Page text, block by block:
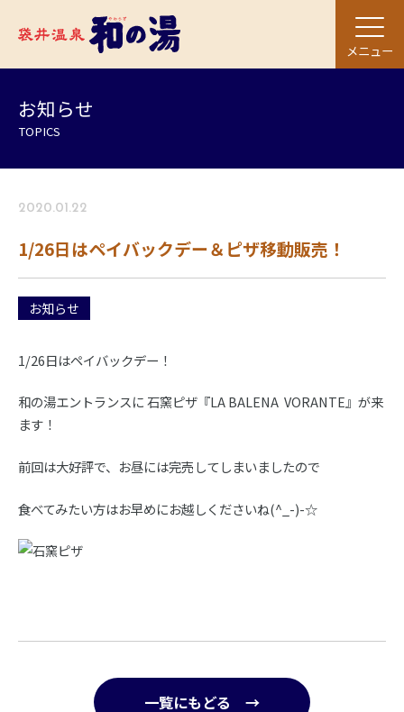
メニュー
お知らせ
TOPICS
2020.01.22
1/26日はペイバックデー＆ピザ移動販売！
お知らせ
1/26日はペイバックデー！
和の湯エントランスに 石窯ピザ『LA BALENA VORANTE』が来
ます！
前回は大好評で、お昼には完売してしまいましたので
食べてみたい方はお早めにお越しくださいね(^_-)-☆
一覧にもどる →